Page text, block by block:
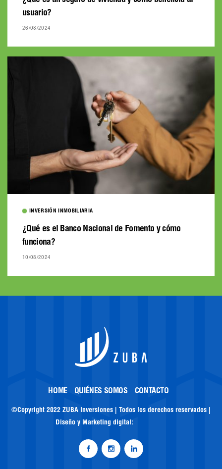
usuario?
26/08/2024
INVERSIÓN INMOBILIARIA
¿Qué es el Banco Nacional de Fomento y cómo
funciona?
10/08/2024
HOME QUIÉNES SOMOS CONTACTO
©Copyright 2022 ZUBA Inversiones | Todos los derechos reservados |
Diseño y Marketing digital: